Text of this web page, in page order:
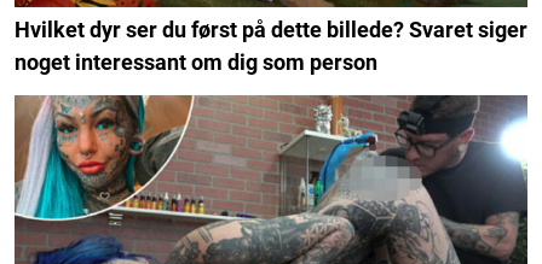
Hvilket dyr ser du først på dette billede? Svaret siger
noget interessant om dig som person